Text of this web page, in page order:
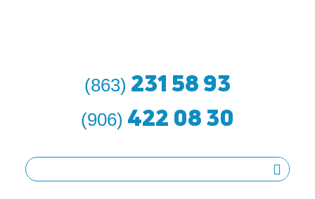
(863) 231 58 93
(906) 422 08 30